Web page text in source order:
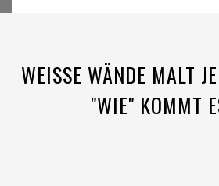
WEISSE WÄNDE MALT
WIE" KOMMT